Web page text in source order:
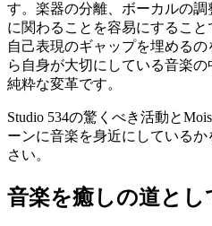
す。楽器の分離、ボーカルの
に関わることを容易にするこ
自己表現のギャップを埋める
ら自身が大切にしている音楽
純粋な変革です。
Studio 534の驚くべき活動と
ーンに音楽を身近にしている
さい。
音楽を癒しの道とし